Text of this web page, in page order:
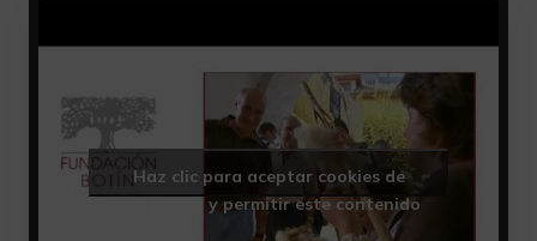
Haz clic para aceptar cookies de
marketing y permitir este contenido